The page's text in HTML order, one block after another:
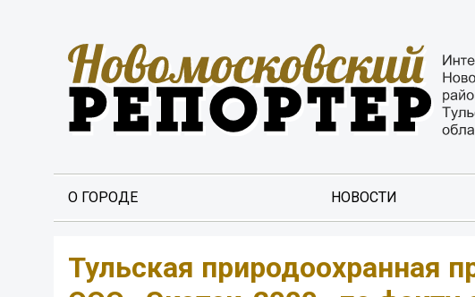
О ГОРОДЕ НОВОСТИ
️Тульская природоохранная